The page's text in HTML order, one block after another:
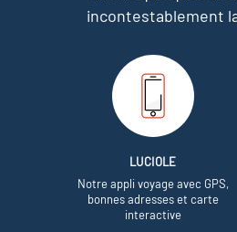
incontestablement
LUCIOLE
Notre appli voyage avec GPS,
bonnes adresses et carte
interactive